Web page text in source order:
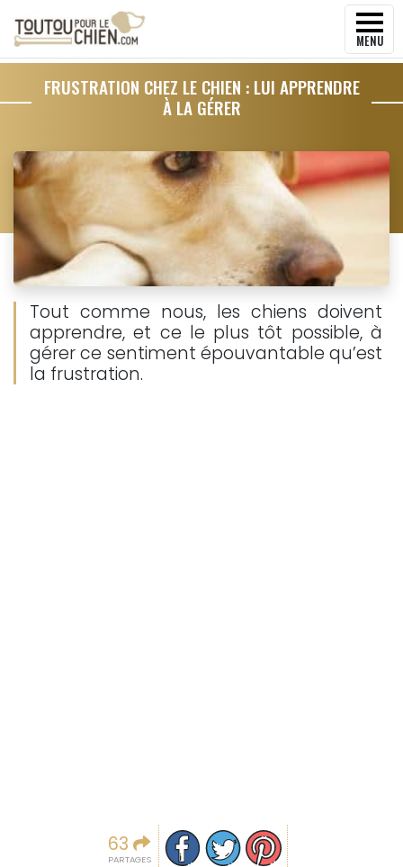
MENU
FRUSTRATION CHEZ LE CHIEN : LUI APPRENDRE
À LA GÉRER
Tout comme nous, les chiens doivent
apprendre, et ce le plus tôt possible, à
gérer ce sentiment épouvantable qu’est
la frustration.
63
PARTAGES
Partager sur facebook
Partager sur Twitter
Epingler sur Pinterest